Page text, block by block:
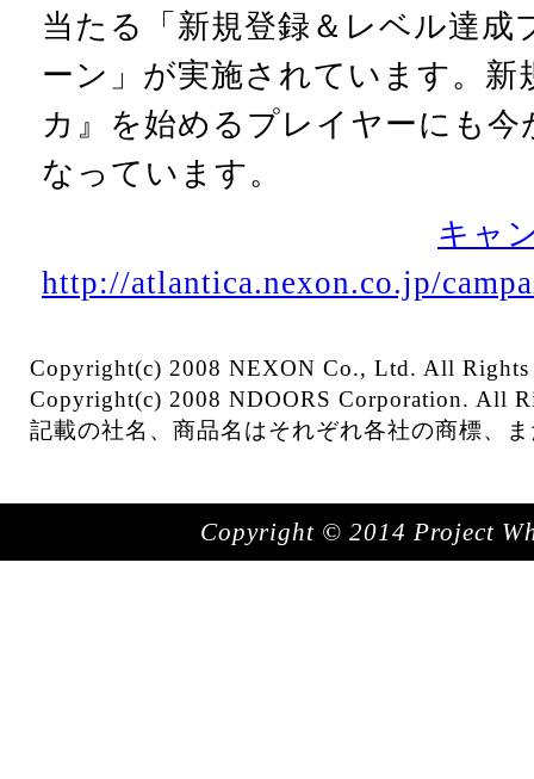
当たる「新規登録＆レベル達成
ーン」が実施されています。
カ』を始めるプレイヤーにも
なっています。
キャ
http://atlantica.nexon.co.jp/
Copyright(c) 2008 NEXON Co., Ltd. All Rights
Copyright(c) 2008 NDOORS Corporation. All
記載の社名、商品名はそれぞれ各社の商標、
Copyright © 2014 Project